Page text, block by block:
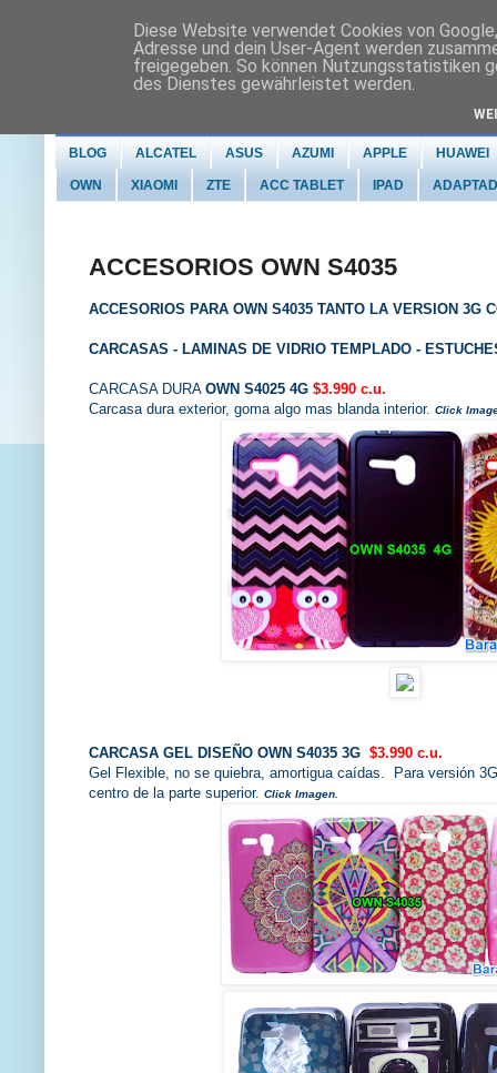
BLOG ALCATEL ASUS AZUMI APPLE HUAWEI
OWN XIAOMI ZTE ACC TABLET IPAD
ACCESORIOS OWN S4035
ACCESORIOS PARA OWN S4035 TANTO LA VERSION 3G
CARCASAS - LAMINAS DE VIDRIO TEMPLADO -
CARCASA DURA OWN S4025 4G $3.990 c.u.
Carcasa dura exterior, goma algo mas blanda interior. Click
CARCASA GEL DISEÑO OWN S4035 3G $3.990 c.u.
Gel Flexible, no se quiebra, amortigua caídas. Para versión
centro de la parte superior. Click Imagen.
Diese Website verwendet Cookies von
Adresse und dein User-Agent werden
freigegeben. So können Nutzungsstatistiken
des Dienstes gewährleistet werden.